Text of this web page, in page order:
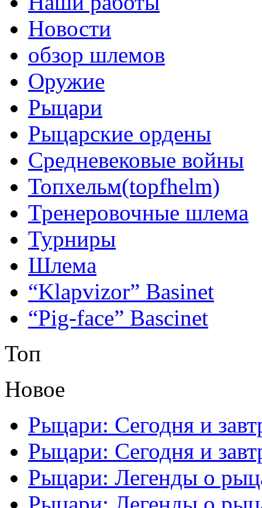
Новости
обзор шлемов
Оружие
Рыцари
Рыцарские ордены
Средневековые войны
Топхельм(topfhelm)
Тренеровочные шлема
Турниры
Шлема
“Klapvizor” Basinet
“Pig-face” Bascinet
Топ
Новое
Рыцари: Сегодня и
Рыцари: Сегодня и
Рыцари: Легенды о